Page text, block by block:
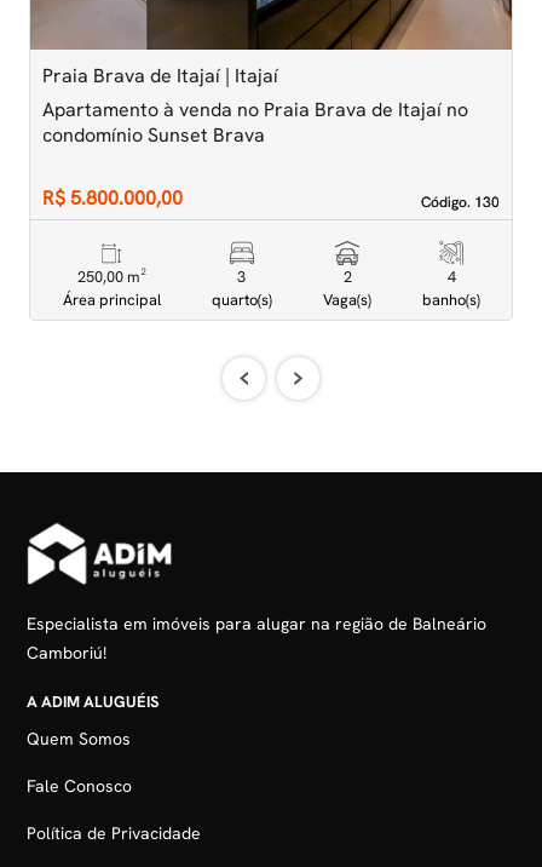
Praia Brava de Itajaí | Itajaí
Código. 130
Código. 130
Apartamento à venda no Praia Brava de Itajaí no
condomínio Sunset Brava
R$ 5.800.000,00
250,00 m²
Área principal
3
quarto(s)
2
Vaga(s)
4
banho(s)
‹ ›
Especialista em imóveis para alugar na região de Balneário
Camboriú!
A ADIM ALUGUÉIS
Quem Somos
Fale Conosco
Política de Privacidade